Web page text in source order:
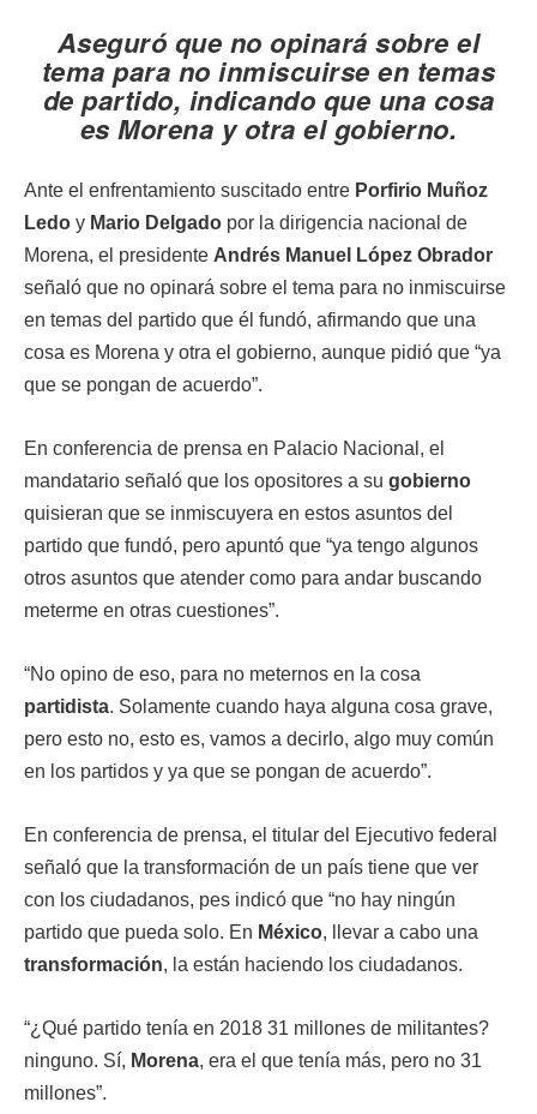
Aseguró que no opinará sobre el
tema para no inmiscuirse en temas
de partido, indicando que una cosa
es Morena y otra el gobierno.
Ante el enfrentamiento suscitado entre Porfirio Muñoz
Ledo y Mario Delgado por la dirigencia nacional de
Morena, el presidente Andrés Manuel López Obrador
señaló que no opinará sobre el tema para no inmiscuirse
en temas del partido que él fundó, afirmando que una
cosa es Morena y otra el gobierno, aunque pidió que “ya
que se pongan de acuerdo”.
En conferencia de prensa en Palacio Nacional, el
mandatario señaló que los opositores a su gobierno
quisieran que se inmiscuyera en estos asuntos del
partido que fundó, pero apuntó que “ya tengo algunos
otros asuntos que atender como para andar buscando
meterme en otras cuestiones”.
“No opino de eso, para no meternos en la cosa
partidista. Solamente cuando haya alguna cosa grave,
pero esto no, esto es, vamos a decirlo, algo muy común
en los partidos y ya que se pongan de acuerdo”.
En conferencia de prensa, el titular del Ejecutivo federal
señaló que la transformación de un país tiene que ver
con los ciudadanos, pes indicó que “no hay ningún
partido que pueda solo. En México, llevar a cabo una
transformación, la están haciendo los ciudadanos.
“¿Qué partido tenía en 2018 31 millones de militantes?
ninguno. Sí, Morena, era el que tenía más, pero no 31
millones”.